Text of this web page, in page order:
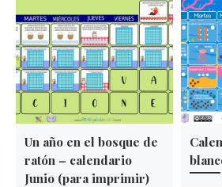
Un año en el bosque de
ratón – calendario
Junio (para imprimir)